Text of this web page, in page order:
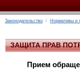
Законодательство / Нормативы и
ЗАЩИТА ПРАВ
Прием